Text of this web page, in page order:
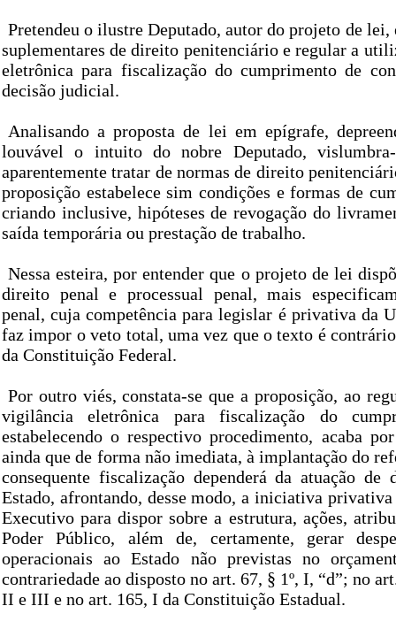
Pretendeu o ilustre Deputado, autor do projeto de lei,
suplementares de direito penitenciário e regular a
eletrônica para fiscalização do cumprimento de
decisão judicial.
Analisando a proposta de lei em epígrafe,
louvável o intuito do nobre Deputado,
aparentemente tratar de normas de direito
proposição estabelece sim condições e formas de
criando inclusive, hipóteses de revogação do
saída temporária ou prestação de trabalho.
Nessa esteira, por entender que o projeto de lei
direito penal e processual penal, mais
penal, cuja competência para legislar é privativa da
faz impor o veto total, uma vez que o texto é
da Constituição Federal.
Por outro viés, constata-se que a proposição, ao
vigilância eletrônica para fiscalização do
estabelecendo o respectivo procedimento, acaba
ainda que de forma não imediata, à implantação do
consequente fiscalização dependerá da atuação de
Estado, afrontando, desse modo, a iniciativa
Executivo para dispor sobre a estrutura, ações,
Poder Público, além de, certamente, gerar
operacionais ao Estado não previstas no
contrariedade ao disposto no art. 67, § 1º, I, “d”; no
II e III e no art. 165, I da Constituição Estadual.